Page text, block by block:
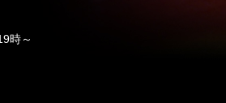
時～